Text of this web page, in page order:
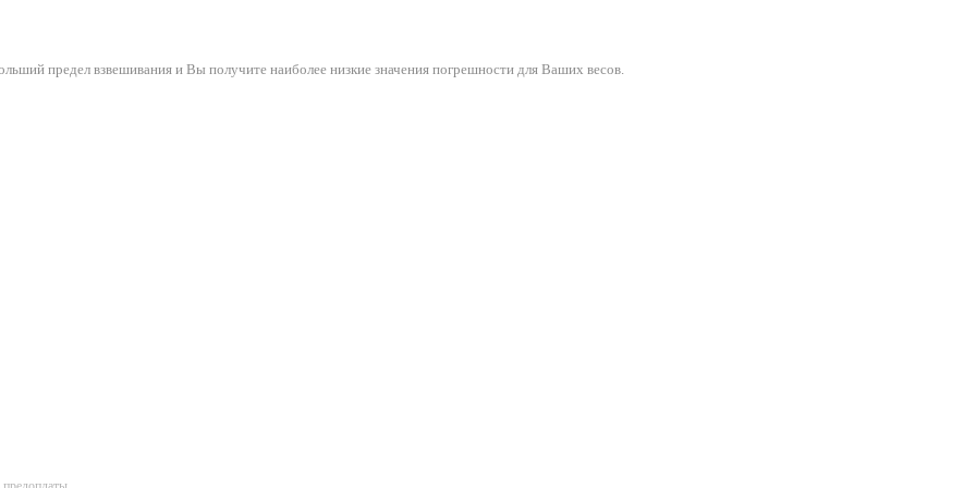
предел взвешивания и Вы получите наиболее низкие значения погрешности для Ваших весов.